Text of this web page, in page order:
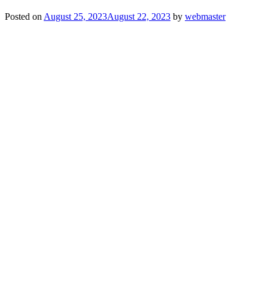
Posted on August 25, 2023August 22, 2023 by webmaster